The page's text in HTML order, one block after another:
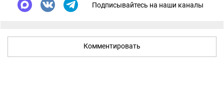
Подписывайтесь на наши каналы
Комментировать